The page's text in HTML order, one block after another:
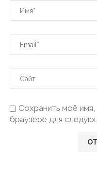
Сохранить моё
браузере для